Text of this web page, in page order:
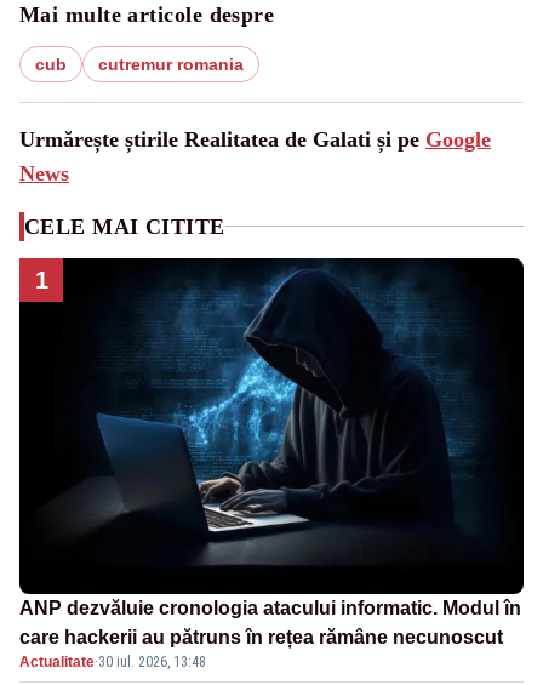
Mai multe articole despre
cub cutremur romania
Urmărește știrile Realitatea de Galati și pe Google
News
CELE MAI CITITE
1
ANP dezvăluie cronologia atacului informatic. Modul în
care hackerii au pătruns în rețea rămâne necunoscut
Actualitate·30 iul. 2026, 13:48